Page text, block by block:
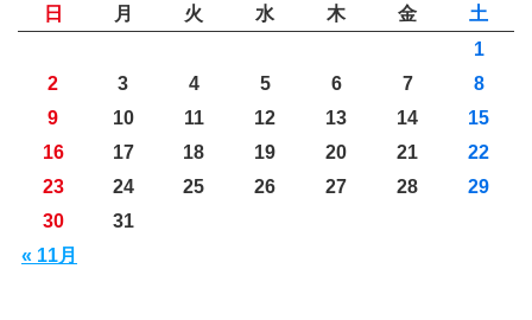
日 月 火 水 木 金 土
« 11月
1
2
3 4 5 6 7
8
9
10 11 12 13 14
15
16
17 18 19 20 21
22
23
24 25 26 27 28
29
30
31